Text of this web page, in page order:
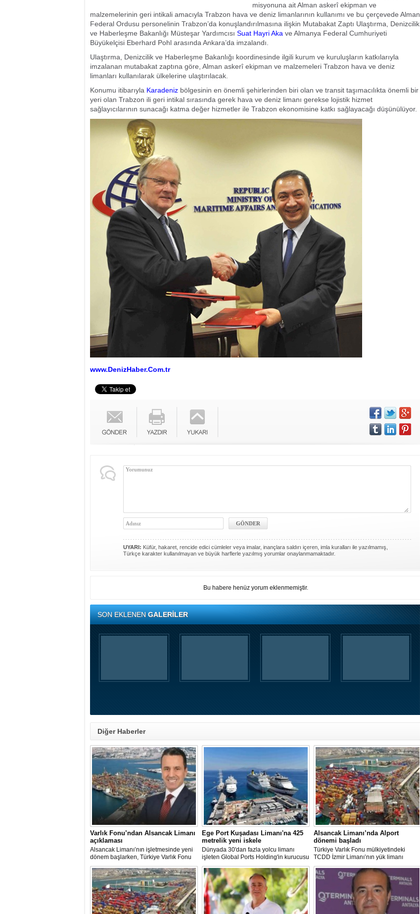
misyonuna ait Alman askerî ekipman ve
malzemelerinin geri intikali amacıyla Trabzon hava ve deniz limanlarının kullanımı ve bu çerçevede Alman
Federal Ordusu personelinin Trabzon’da konuşlandırılmasına ilişkin Mutabakat Zaptı Ulaştırma, Denizcilik
ve Haberleşme Bakanlığı Müsteşar Yardımcısı Suat Hayri Aka ve Almanya Federal Cumhuriyeti
Büyükelçisi Eberhard Pohl arasında Ankara’da imzalandı.
Ulaştırma, Denizcilik ve Haberleşme Bakanlığı koordinesinde ilgili kurum ve kuruluşların katkılarıyla
imzalanan mutabakat zaptına göre, Alman askerî ekipman ve malzemeleri Trabzon hava ve deniz
limanları kullanılarak ülkelerine ulaştırılacak.
Konumu itibarıyla Karadeniz bölgesinin en önemli şehirlerinden biri olan ve transit taşımacılıkta önemli bir
yeri olan Trabzon ili geri intikal sırasında gerek hava ve deniz limanı gerekse lojistik hizmet
sağlayıcılarının sunacağı katma değer hizmetler ile Trabzon ekonomisine katkı sağlayacağı düşünülüyor.
www.DenizHaber.Com.tr
UYARI: Küfür, hakaret, rencide edici cümleler veya imalar, inançlara saldırı içeren, imla kuralları ile yazılmamış,
Türkçe karakter kullanılmayan ve büyük harflerle yazılmış yorumlar onaylanmamaktadır.
Bu habere henüz yorum eklenmemiştir.
SON EKLENENGALERİLER
Diğer Haberler
Varlık Fonu’ndan Alsancak Limanı
açıklaması
Alsancak Limanı’nın işletmesinde yeni
dönem başlarken, Türkiye Varlık Fonu
Yatırımlardan Sorumlu Genel Müdür
Yardımcısı Aziz Murat Uluğ, limanda
satış ya da imtiyaz devri yapılmadığını
belirterek, “Yük limanı operasyonlarını
yerli ve milli Alport’a teslim ettik”
açıklamasında bulundu.
Ege Port Kuşadası Limanı'na 425
metrelik yeni iskele
Dünyada 30'dan fazla yolcu limanı
işleten Global Ports Holding'in kurucusu
ve Yönetim Kurulu Başkanı Mehmet
Kutman'ın sahibi olduğu Ege Port
Kuşadası, yeni bir yatırım hamlesine
hazırlanıyor.
Alsancak Limanı’nda Alport
dönemi başladı
Türkiye Varlık Fonu mülkiyetindeki
TCDD İzmir Limanı’nın yük limanı
faaliyetleri, Albayrak Grubu’nun
uluslararası liman işletmeciliği markası
Alport bünyesinde kurulan Alport
Alsancak Liman İşletmeciliği AŞ’ye
devredildi.